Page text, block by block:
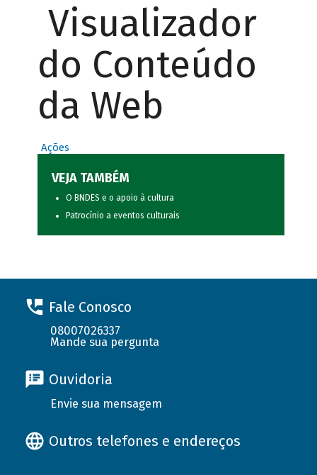
Visualizador
do Conteúdo
da Web
Ações
VEJA TAMBÉM
O BNDES e o apoio à cultura
Patrocínio a eventos culturais
Fale Conosco
08007026337
Mande sua pergunta
Ouvidoria
Envie sua mensagem
Outros telefones e endereços